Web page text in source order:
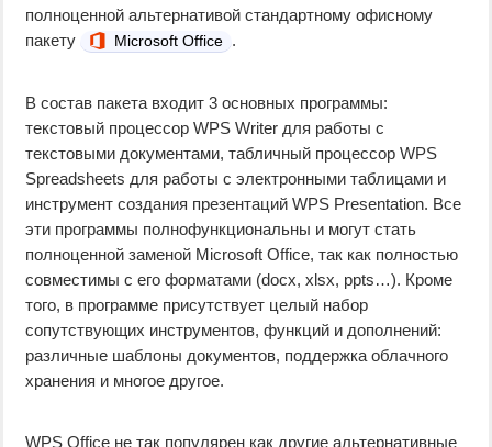
полноценной альтернативой стандартному офисному
пакету
Microsoft Office .
В состав пакета входит 3 основных программы:
текстовый процессор WPS Writer для работы с
текстовыми документами, табличный процессор WPS
Spreadsheets для работы с электронными таблицами и
инструмент создания презентаций WPS Presentation. Все
эти программы полнофункциональны и могут стать
полноценной заменой Microsoft Office, так как полностью
совместимы с его форматами (docx, xlsx, ppts…). Кроме
того, в программе присутствует целый набор
сопутствующих инструментов, функций и дополнений:
различные шаблоны документов, поддержка облачного
хранения и многое другое.
WPS Office не так популярен как другие альтернативные